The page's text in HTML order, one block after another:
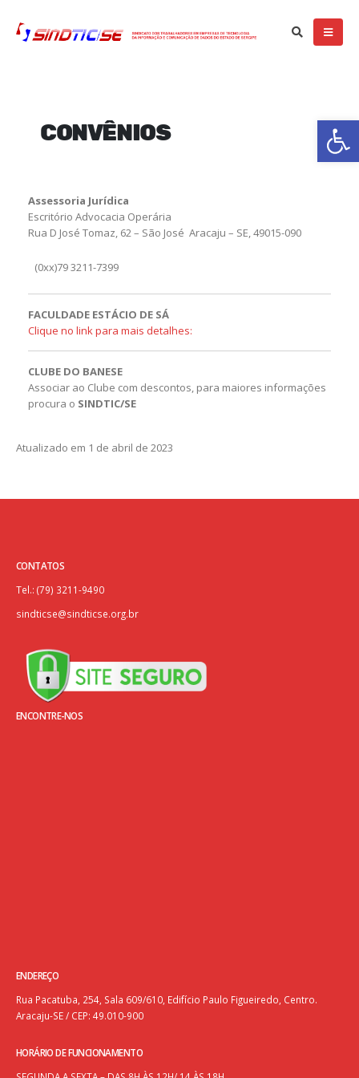
CONVÊNIOS
Assessoria Jurídica
Escritório Advocacia Operária
Rua D José Tomaz, 62 – São José Aracaju – SE, 49015-090
(0xx)79 3211-7399
FACULDADE ESTÁCIO DE SÁ
Clique no link para mais detalhes:
CLUBE DO BANESE
Associar ao Clube com descontos, para maiores informações
procura o SINDTIC/SE
Atualizado em 1 de abril de 2023
CONTATOS
Tel.: (79) 3211-9490
sindticse@sindticse.org.br
ENCONTRE-NOS
ENDEREÇO
Rua Pacatuba, 254, Sala 609/610, Edifício Paulo Figueiredo, Centro.
Aracaju-SE / CEP: 49.010-900
HORÁRIO DE FUNCIONAMENTO